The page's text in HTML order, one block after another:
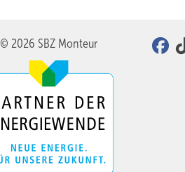
© 2026 SBZ Monteur